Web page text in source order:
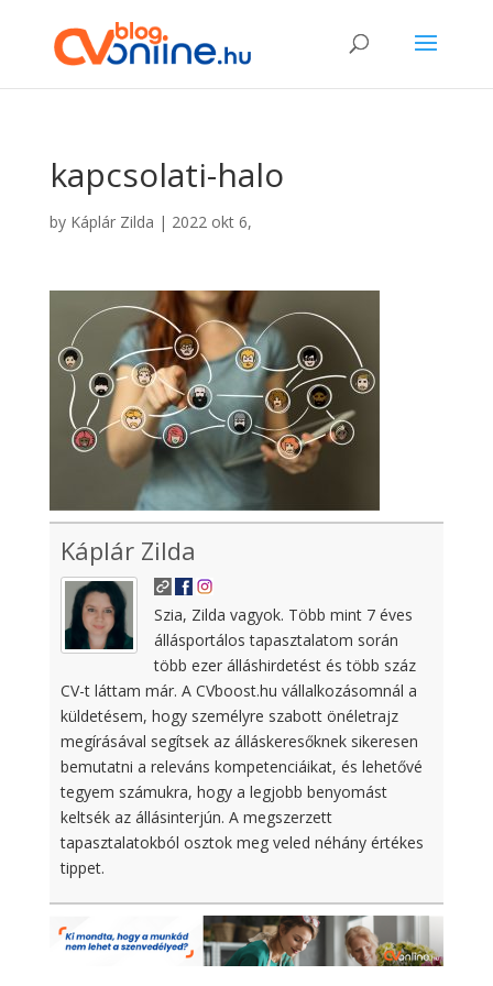
kapcsolati-halo
by Káplár Zilda | 2022 okt 6,
Káplár Zilda
Szia, Zilda vagyok. Több mint 7 éves
állásportálos tapasztalatom során
több ezer álláshirdetést és több száz
CV-t láttam már. A CVboost.hu vállalkozásomnál a
küldetésem, hogy személyre szabott önéletrajz
megírásával segítsek az álláskeresőknek sikeresen
bemutatni a releváns kompetenciáikat, és lehetővé
tegyem számukra, hogy a legjobb benyomást
keltsék az állásinterjún. A megszerzett
tapasztalatokból osztok meg veled néhány értékes
tippet.